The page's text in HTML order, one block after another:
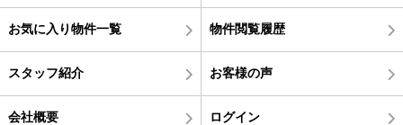
お気に入り物件一覧 物件閲覧履歴
スタッフ紹介 お客様の声
会社概要 ログイン